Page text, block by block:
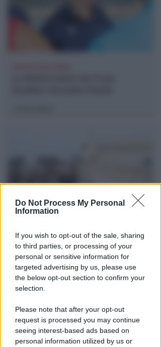
Do Not Process My Personal
Information
If you wish to opt-out of the sale, sharing
to third parties, or processing of your
personal or sensitive information for
targeted advertising by us, please use
the below opt-out section to confirm your
selection.
Please note that after your opt-out
request is processed you may continue
seeing interest-based ads based on
personal information utilized by us or
13enne scompare a riva,
ricerche in mare e via terra.
Ritrovato sano e salvo
diLamberto Abbati